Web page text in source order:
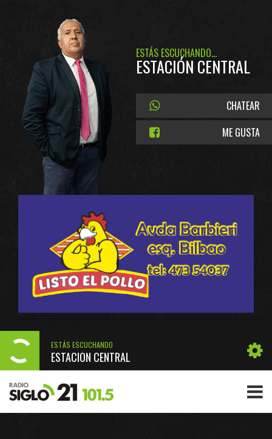
ESTÁS ESCUCHANDO...
ESTACIÓN CENTRAL
CHATEAR
ME GUSTA
ESTÁS ESCUCHANDO
ESTACIÓN CENTRAL